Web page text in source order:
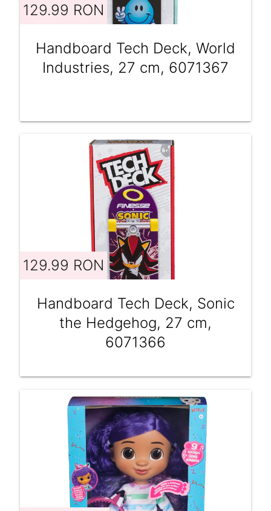
129.99 RON
Handboard Tech Deck, World
Industries, 27 cm, 6071367
129.99 RON
Handboard Tech Deck, Sonic
the Hedgehog, 27 cm,
6071366